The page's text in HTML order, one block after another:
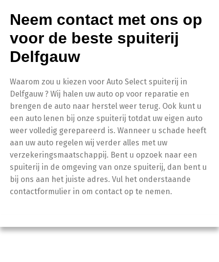
Neem contact met ons op
voor de beste spuiterij
Delfgauw
Waarom zou u kiezen voor Auto Select spuiterij in
Delfgauw ? Wij halen uw auto op voor reparatie en
brengen de auto naar herstel weer terug. Ook kunt u
een auto lenen bij onze spuiterij totdat uw eigen auto
weer volledig gerepareerd is. Wanneer u schade heeft
aan uw auto regelen wij verder alles met uw
verzekeringsmaatschappij. Bent u opzoek naar een
spuiterij in de omgeving van onze spuiterij, dan bent u
bij ons aan het juiste adres. Vul het onderstaande
contactformulier in om contact op te nemen.